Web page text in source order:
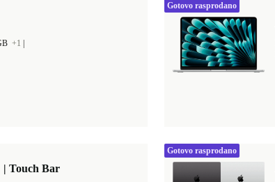
+1
Gotovo rasprodano
| Touch Bar
Gotovo rasprodano